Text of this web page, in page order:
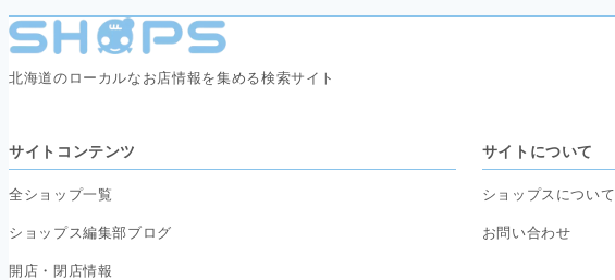
北海道のローカルなお店情報を集める検索サイト
サイトコンテンツ
全ショップ一覧
ショップス編集部ブログ
開店・閉店情報
サイトについて
ショップスについて
お問い合わせ